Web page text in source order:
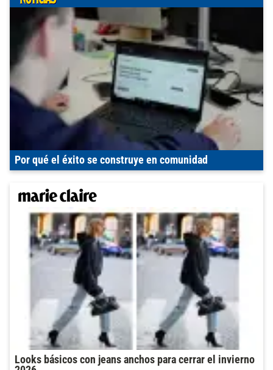
Por qué el éxito se construye en comunidad
Looks básicos con jeans anchos para cerrar el invierno